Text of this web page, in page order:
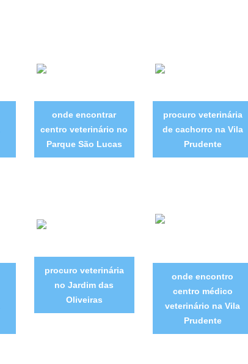
onde encontrar
centro veterinário no
Parque São Lucas
procuro veterinária
de cachorro na Vila
Prudente
procuro veterinária
no Jardim das
Oliveiras
onde encontro
centro médico
veterinário na Vila
Prudente